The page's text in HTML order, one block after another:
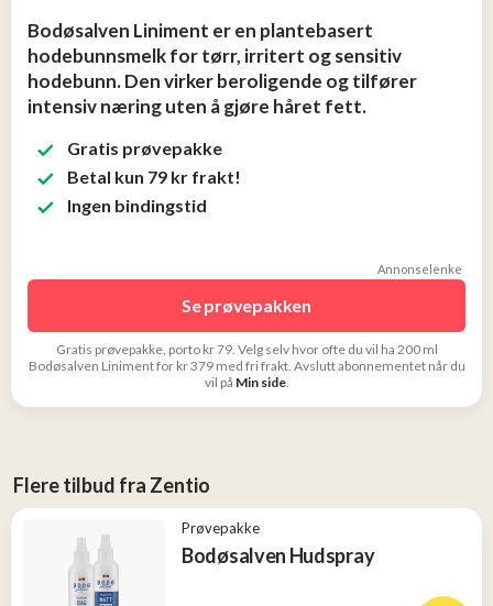
Bodøsalven Liniment er en plantebasert
hodebunnsmelk for tørr, irritert og sensitiv
hodebunn. Den virker beroligende og tilfører
intensiv næring uten å gjøre håret fett.
Gratis prøvepakke
Betal kun 79 kr frakt!
Ingen bindingstid
Annonselenke
Se prøvepakken
Gratis prøvepakke, porto kr 79. Velg selv hvor ofte du vil ha 200 ml
Bodøsalven Liniment for kr 379 med fri frakt. Avslutt abonnementet når du
vil på Min side.
Flere tilbud fra Zentio
Prøvepakke
Bodøsalven Hudspray
penger
13
Konkurranser
Populære
tilbud